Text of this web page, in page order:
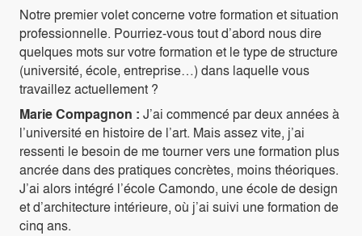
Notre premier volet concerne votre formation et situation
professionnelle. Pourriez-vous tout d’abord nous dire
quelques mots sur votre formation et le type de structure
(université, école, entreprise…) dans laquelle vous
travaillez actuellement ?
Marie Compagnon : J’ai commencé par deux années à
l’université en histoire de l’art. Mais assez vite, j’ai
ressenti le besoin de me tourner vers une formation plus
ancrée dans des pratiques concrètes, moins théoriques.
J’ai alors intégré l’école Camondo, une école de design
et d’architecture intérieure, où j’ai suivi une formation de
cinq ans.